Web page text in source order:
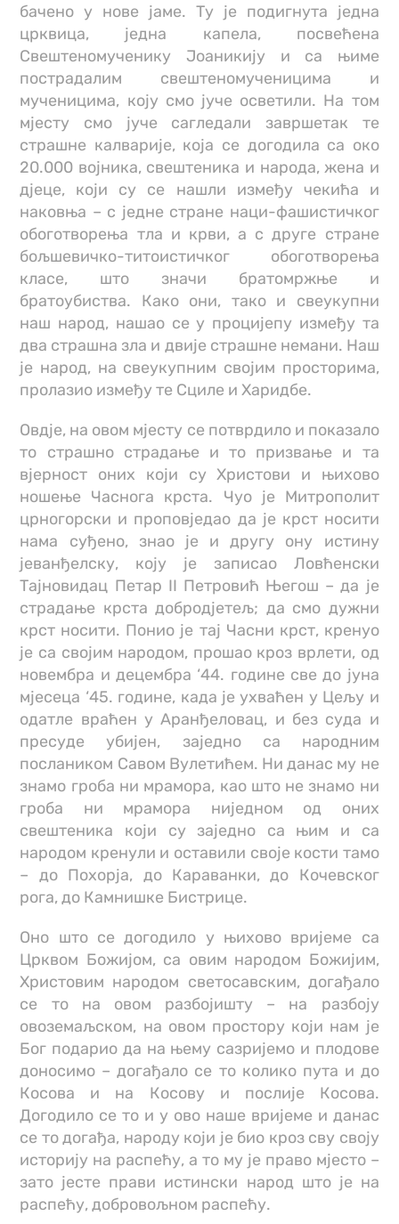
бачено у нове јаме. Ту је подигнута једна
црквица, једна капела, посвећена
Свештеномученику Јоаникију и са њиме
пострадалим свештеномученицима и
мученицима, коју смо јуче осветили. На том
мјесту смо јуче сагледали завршетак те
страшне калварије, која се догодила са око
20.000 војника, свештеника и народа, жена и
дјеце, који су се нашли између чекића и
наковња – с једне стране наци-фашистичког
обоготворења тла и крви, а с друге стране
бољшевичко-титоистичког обоготворења
класе, што значи братомржње и
братоубиства. Како они, тако и свеукупни
наш народ, нашао се у процијепу између та
два страшна зла и двије страшне немани. Наш
је народ, на свеукупним својим просторима,
пролазио између те Сциле и Харидбе.
Овдје, на овом мјесту се потврдило и показало
то страшно страдање и то призвање и та
вјерност оних који су Христови и њихово
ношење Часнога крста. Чуо је Mитрополит
црногорски и проповједао да је крст носити
нама суђено, знао је и другу ону истину
јеванђелску, коју је записао Ловћенски
Тајновидац Петар II Петровић Његош – да је
страдање крста добродјетељ; да смо дужни
крст носити. Понио је тај Часни крст, кренуо
је са својим народом, прошао кроз врлети, од
новембра и децембра ‘44. године све до јуна
мјесеца ‘45. године, када је ухваћен у Цељу и
одатле враћен у Аранђеловац, и без суда и
пресуде убијен, заједно са народним
послаником Савом Вулетићем. Ни данас му не
знамо гроба ни мрамора, као што не знамо ни
гроба ни мрамора ниједном од оних
свештеника који су заједно са њим и са
народом кренули и оставили своје кости тамо
– до Похорја, до Караванки, до Кочевског
рога, до Камнишке Бистрице.
Оно што се догодило у њихово вријеме са
Црквом Божијом, са овим народом Божијим,
Христовим народом светосавским, догађало
се то на овом разбојишту – на разбоју
овоземаљском, на овом простору који нам је
Бог подарио да на њему сазријемо и плодове
доносимо – догађало се то колико пута и до
Косова и на Косову и послије Косова.
Догодило се то и у ово наше вријеме и данас
се то догађа, народу који је био кроз сву своју
историју на распећу, а то му је право мјесто –
зато јесте прави истински народ што је на
распећу, добровољном распећу.